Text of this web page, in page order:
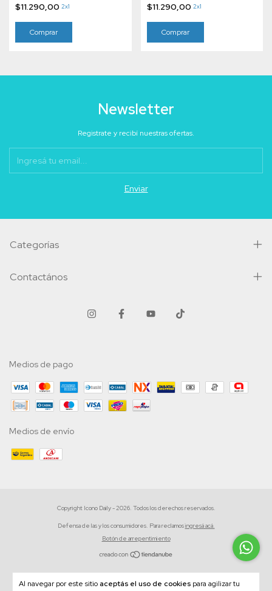
Al navegar por este sitio aceptás el uso de cookies para agilizar tu
$11.290,00 2x1 $11.290,00 2x1
Newsletter
Registrate y recibí nuestras ofertas.
Categorías
Contactános
Medios de pago
Medios de envío
Copyright Icono Daily - 2026. Todos los derechos reservados.
Defensa de las y los consumidores. Para reclamosingresá acá.
Botón de arrepentimiento